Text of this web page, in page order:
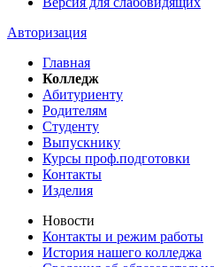
Авторизация
Главная
Колледж
Абитуриенту
Родителям
Студенту
Выпускнику
Курсы проф.подготовки
Контакты
Изделия
Новости
Контакты и режим работы
История нашего колледжа